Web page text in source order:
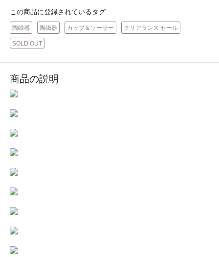
この商品に登録されているタグ
陶磁器 陶磁器 カップ＆ソーサー クリアランス セール
SOLD OUT
商品の説明